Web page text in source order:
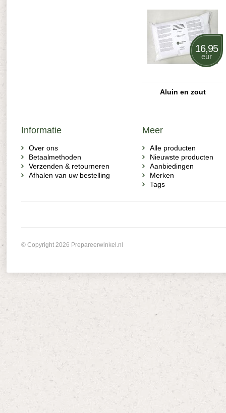
16,95
eur
Aluin en zout
Informatie
Over ons
Betaalmethoden
Verzenden & retourneren
Afhalen van uw bestelling
Meer
Alle producten
Nieuwste producten
Aanbiedingen
Merken
Tags
© Copyright 2026 Prepareerwinkel.nl